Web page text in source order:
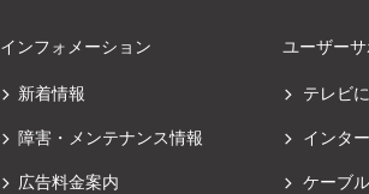
インフォメーション
新着情報
障害・メンテナンス情報
広告料金案内
ユーザーサ
テレビ
インタ
ケーブ